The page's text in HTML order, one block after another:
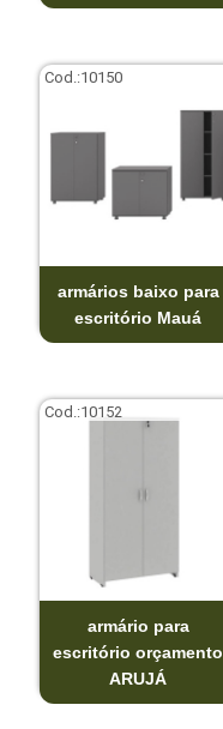
Cod.:10150
armários baixo para
escritório Mauá
Cod.:10152
armário para
escritório orçamento
ARUJÁ